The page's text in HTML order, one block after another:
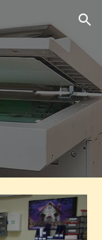
Skip to navigation